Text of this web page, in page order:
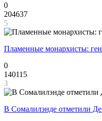
0
204637
5
Пламенные монархисты:
0
140115
3
В Сомалилэнде отметили